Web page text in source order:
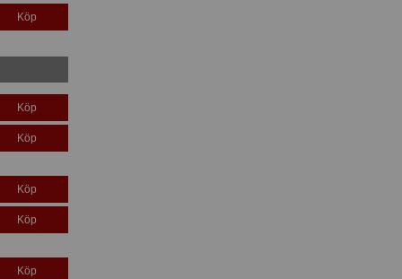
Köp
Köp
Köp
Köp
Köp
Köp